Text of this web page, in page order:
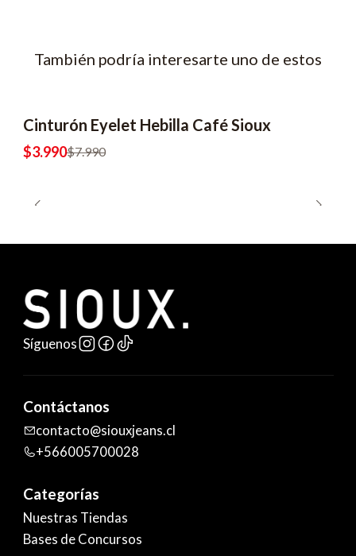
También podría interesarte uno de estos
-50% OFF
Cinturón Eyelet Hebilla Café Sioux
$3.990$7.990
Síguenos
Contáctanos
contacto@siouxjeans.cl
+566005700028
Categorías
Nuestras Tiendas
Bases de Concursos